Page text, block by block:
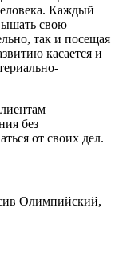
Каждый
свою
так и посещая
касается и
без
от своих дел.
Олимпийский,